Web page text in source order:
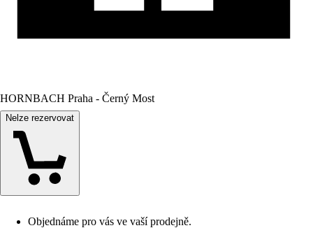
HORNBACH Praha - Černý Most
Nelze rezervovat
Objednáme pro vás ve vaší prodejně.